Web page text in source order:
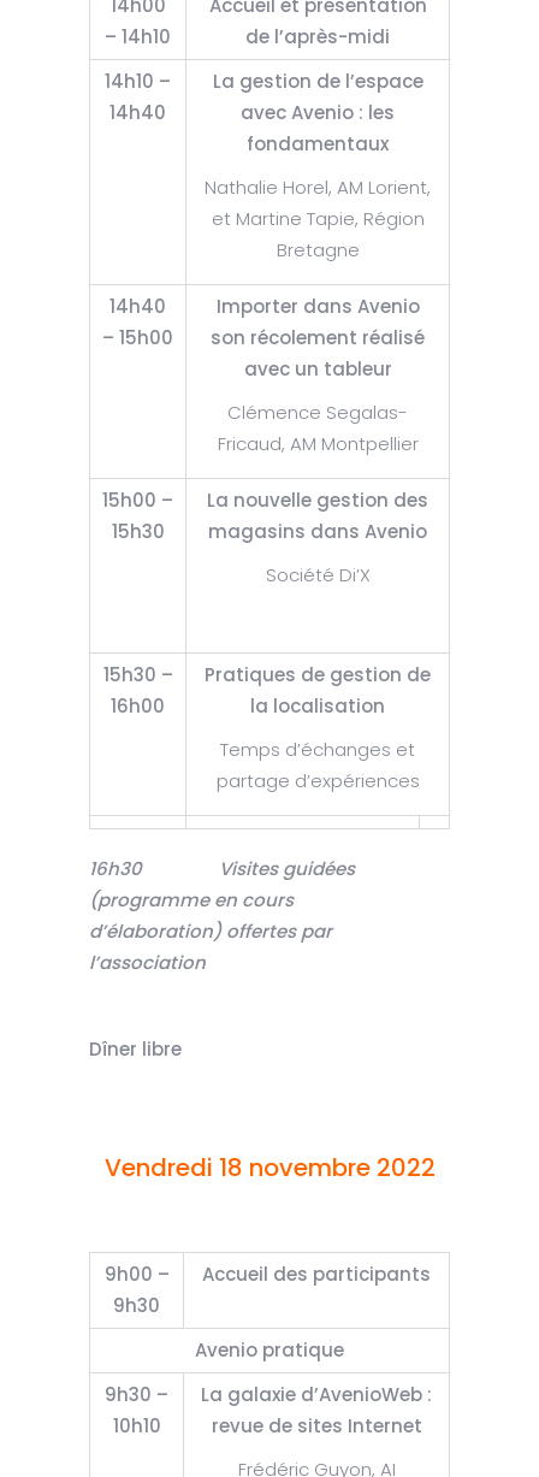
14h00
– 14h10
Accueil et présentation
de l’après-midi
14h10 –
14h40
La gestion de l’espace
avec Avenio : les
fondamentaux
Nathalie Horel, AM Lorient,
et Martine Tapie, Région
Bretagne
14h40
– 15h00
Importer dans Avenio
son récolement réalisé
avec un tableur
Clémence Segalas-
Fricaud, AM Montpellier
15h00 –
15h30
La nouvelle gestion des
magasins dans Avenio
Société Di’X
15h30 –
16h00
Pratiques de gestion de
la localisation
Temps d’échanges et
partage d’expériences
16h30 Visites guidées
(programme en cours
d’élaboration)offertes par
l’association
Dîner libre
Vendredi 18 novembre 2022
9h00 –
9h30
Accueil des participants
Avenio pratique
9h30 –
10h10
La galaxie d’AvenioWeb :
revue de sites Internet
Frédéric Guyon, AI